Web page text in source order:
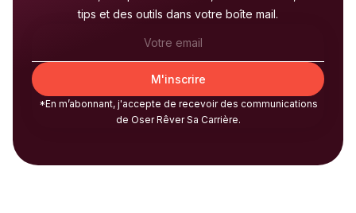
tips et des outils dans votre boîte mail.
*En m’abonnant, j'accepte de recevoir des communications
de Oser Rêver Sa Carrière.